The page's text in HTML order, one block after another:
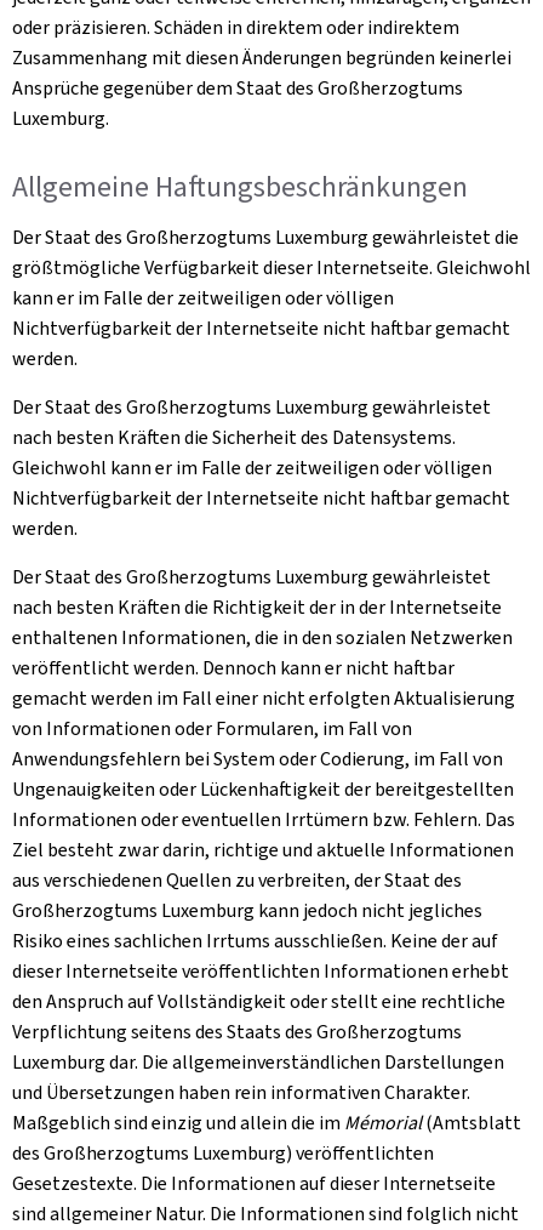
oder präzisieren. Schäden in direktem oder indirektem
Zusammenhang mit diesen Änderungen begründen keinerlei
Ansprüche gegenüber dem Staat des Großherzogtums
Luxemburg.
Allgemeine Haftungsbeschränkungen
Der Staat des Großherzogtums Luxemburg gewährleistet die
größtmögliche Verfügbarkeit dieser Internetseite. Gleichwohl
kann er im Falle der zeitweiligen oder völligen
Nichtverfügbarkeit der Internetseite nicht haftbar gemacht
werden.
Der Staat des Großherzogtums Luxemburg gewährleistet
nach besten Kräften die Sicherheit des Datensystems.
Gleichwohl kann er im Falle der zeitweiligen oder völligen
Nichtverfügbarkeit der Internetseite nicht haftbar gemacht
werden.
Der Staat des Großherzogtums Luxemburg gewährleistet
nach besten Kräften die Richtigkeit der in der Internetseite
enthaltenen Informationen, die in den sozialen Netzwerken
veröffentlicht werden. Dennoch kann er nicht haftbar
gemacht werden im Fall einer nicht erfolgten Aktualisierung
von Informationen oder Formularen, im Fall von
Anwendungsfehlern bei System oder Codierung, im Fall von
Ungenauigkeiten oder Lückenhaftigkeit der bereitgestellten
Informationen oder eventuellen Irrtümern bzw. Fehlern. Das
Ziel besteht zwar darin, richtige und aktuelle Informationen
aus verschiedenen Quellen zu verbreiten, der Staat des
Großherzogtums Luxemburg kann jedoch nicht jegliches
Risiko eines sachlichen Irrtums ausschließen. Keine der auf
dieser Internetseite veröffentlichten Informationen erhebt
den Anspruch auf Vollständigkeit oder stellt eine rechtliche
Verpflichtung seitens des Staats des Großherzogtums
Luxemburg dar. Die allgemeinverständlichen Darstellungen
und Übersetzungen haben rein informativen Charakter.
Maßgeblich sind einzig und allein die im Mémorial(Amtsblatt
des Großherzogtums Luxemburg) veröffentlichten
Gesetzestexte. Die Informationen auf dieser Internetseite
sind allgemeiner Natur. Die Informationen sind folglich nicht